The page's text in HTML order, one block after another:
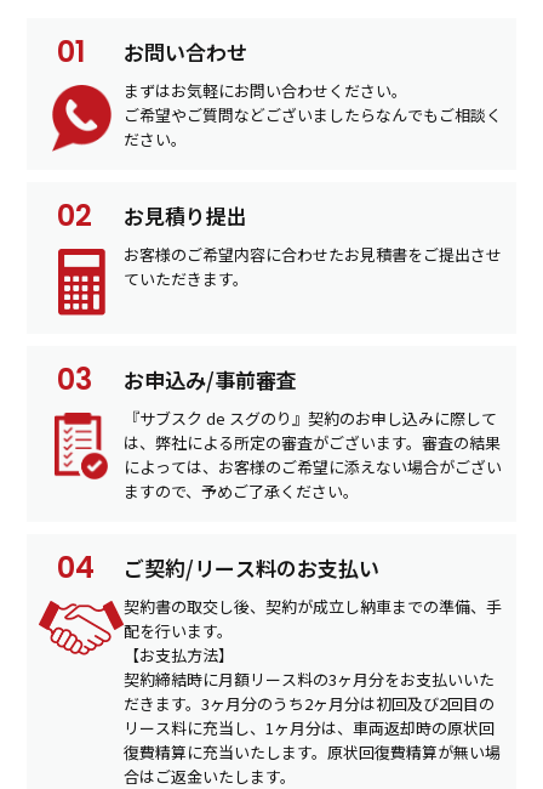
お問い合わせ
まずはお気軽にお問い合わせください。
ご希望やご質問などございましたらなんでもご相談く
ださい。
お見積り提出
お客様のご希望内容に合わせたお見積書をご提出させ
ていただきます。
お申込み/事前審査
『サブスク de スグのり』契約のお申し込みに際して
は、弊社による所定の審査がございます。審査の結果
によっては、お客様のご希望に添えない場合がござい
ますので、予めご了承ください。
ご契約/リース料のお支払い
契約書の取交し後、契約が成立し納車までの準備、手
配を行います。
【お支払方法】
契約締結時に月額リース料の3ヶ月分をお支払いいた
だきます。3ヶ月分のうち2ヶ月分は初回及び2回目の
リース料に充当し、1ヶ月分は、車両返却時の原状回
復費精算に充当いたします。原状回復費精算が無い場
合はご返金いたします。